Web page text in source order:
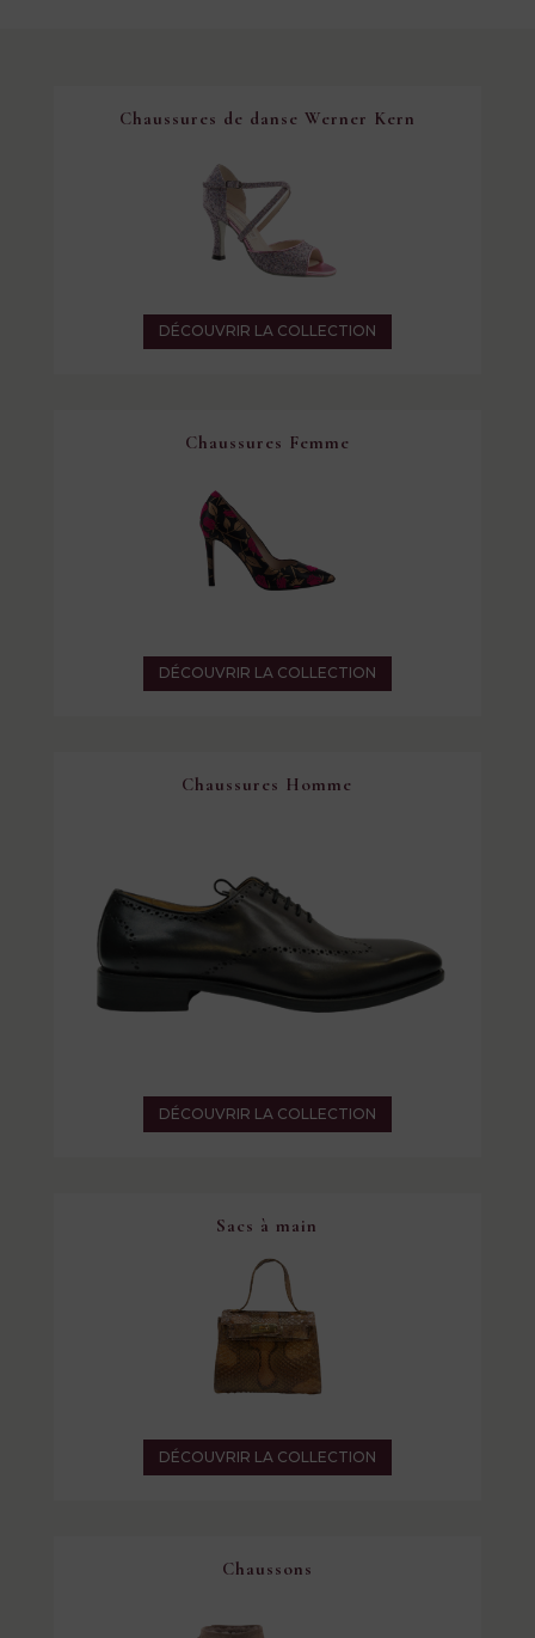
Chaussures de danse Werner Kern
DÉCOUVRIR LA COLLECTION
Chaussures Femme
DÉCOUVRIR LA COLLECTION
Chaussures Homme
DÉCOUVRIR LA COLLECTION
Sacs à main
DÉCOUVRIR LA COLLECTION
Chaussons